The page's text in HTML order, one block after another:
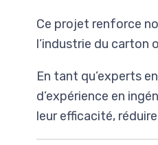
Ce projet renforce
l’industrie du carton
En tant qu’experts
d’expérience en
leur efficacité,